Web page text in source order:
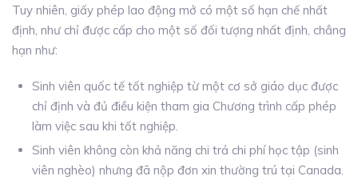
Tuy nhiên, giấy phép lao động mở có một số hạn chế nhất
định, như chỉ được cấp cho một số đối tượng nhất định, chẳng
hạn như:
Sinh viên quốc tế tốt nghiệp từ một cơ sở giáo dục được
chỉ định và đủ điều kiện tham gia Chương trình cấp phép
làm việc sau khi tốt nghiệp.
Sinh viên không còn khả năng chi trả chi phí học tập (sinh
viên nghèo) nhưng đã nộp đơn xin thường trú tại Canada.